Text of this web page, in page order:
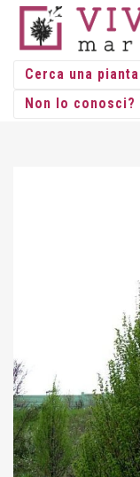
HOME /CESPUGLI/